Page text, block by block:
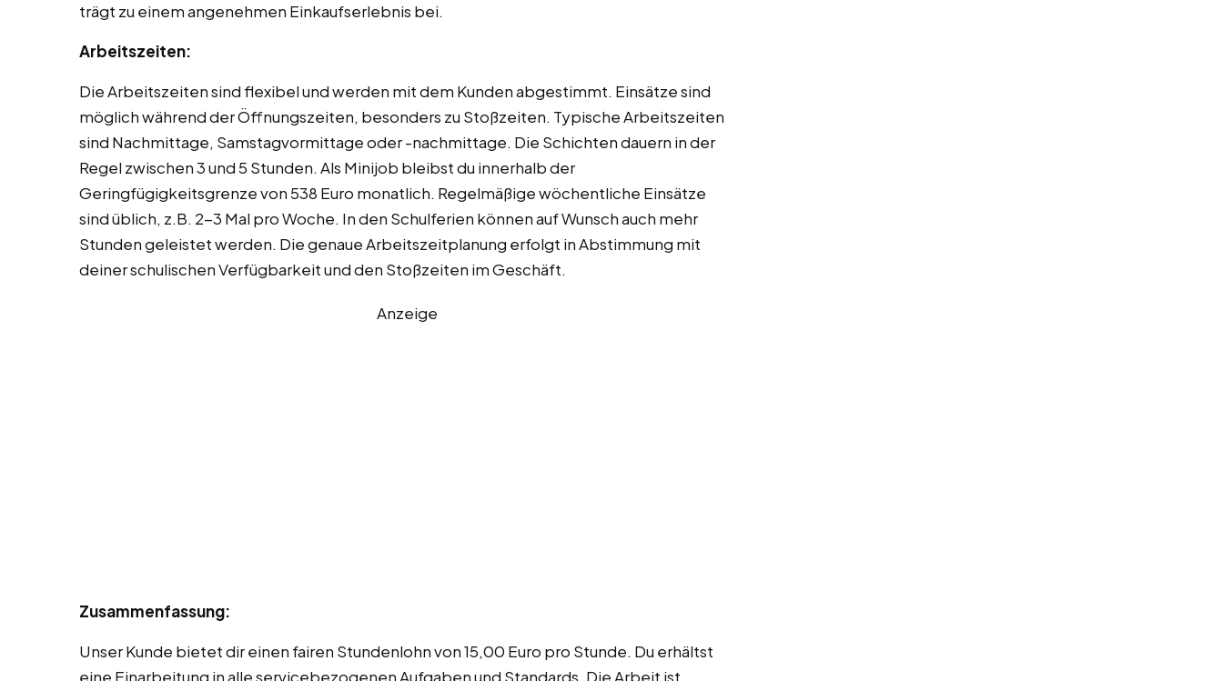
trägt zu einem angenehmen Einkaufserlebnis bei.
Arbeitszeiten:
Die Arbeitszeiten sind flexibel und werden mit dem Kunden abgestimmt. Einsätze sind
möglich während der Öffnungszeiten, besonders zu Stoßzeiten. Typische Arbeitszeiten
sind Nachmittage, Samstagvormittage oder -nachmittage. Die Schichten dauern in der
Regel zwischen 3 und 5 Stunden. Als Minijob bleibst du innerhalb der
Geringfügigkeitsgrenze von 538 Euro monatlich. Regelmäßige wöchentliche Einsätze
sind üblich, z.B. 2-3 Mal pro Woche. In den Schulferien können auf Wunsch auch mehr
Stunden geleistet werden. Die genaue Arbeitszeitplanung erfolgt in Abstimmung mit
deiner schulischen Verfügbarkeit und den Stoßzeiten im Geschäft.
Anzeige
Zusammenfassung:
Unser Kunde bietet dir einen fairen Stundenlohn von 15,00 Euro pro Stunde. Du erhältst
eine Einarbeitung in alle servicebezogenen Aufgaben und Standards. Die Arbeit ist